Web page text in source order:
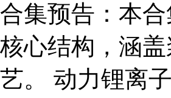
合集预告：本
核心结构，涵
艺。 动力锂离